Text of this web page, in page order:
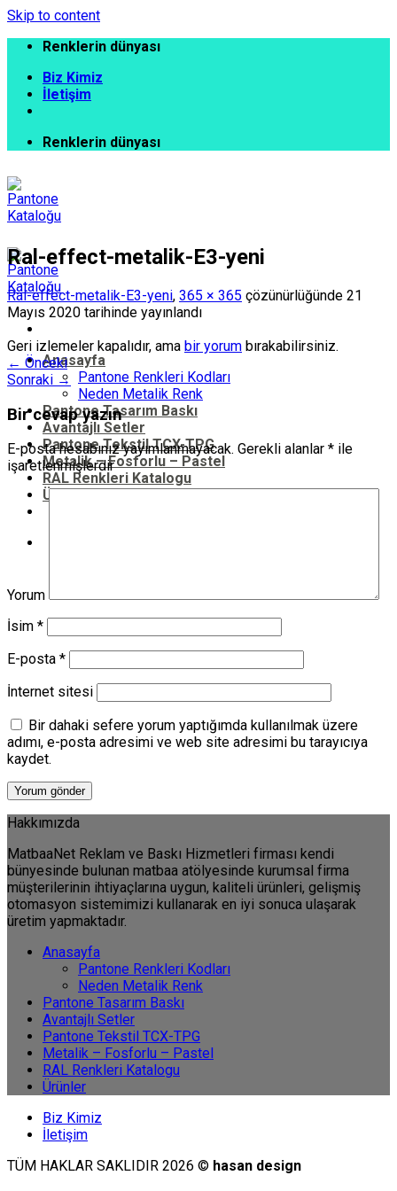
Skip to content
Renklerin dünyası
Biz Kimiz
İletişim
Renklerin dünyası
Anasayfa
Pantone Renkleri Kodları
Neden Metalik Renk
Pantone Tasarım Baskı
Avantajlı Setler
Pantone Tekstil TCX-TPG
Metalik – Fosforlu – Pastel
RAL Renkleri Katalogu
Ürünler
Ral-effect-metalik-E3-yeni
Ral-effect-metalik-E3-yeni, 365 × 365 çözünürlüğünde 21
Mayıs 2020 tarihinde yayınlandı
Geri izlemeler kapalıdır, ama bir yorum bırakabilirsiniz.
← Önceki
Sonraki →
Bir cevap yazın
E-posta hesabınız yayımlanmayacak. Gerekli alanlar * ile
işaretlenmişlerdir
Yorum
İsim *
E-posta *
İnternet sitesi
Bir dahaki sefere yorum yaptığımda kullanılmak üzere
adımı, e-posta adresimi ve web site adresimi bu tarayıcıya
kaydet.
Hakkımızda
MatbaaNet Reklam ve Baskı Hizmetleri firması kendi
bünyesinde bulunan matbaa atölyesinde kurumsal firma
müşterilerinin ihtiyaçlarına uygun, kaliteli ürünleri, gelişmiş
otomasyon sistemimizi kullanarak en iyi sonuca ulaşarak
üretim yapmaktadır.
Anasayfa
Pantone Renkleri Kodları
Neden Metalik Renk
Pantone Tasarım Baskı
Avantajlı Setler
Pantone Tekstil TCX-TPG
Metalik – Fosforlu – Pastel
RAL Renkleri Katalogu
Ürünler
Biz Kimiz
İletişim
TÜM HAKLAR SAKLIDIR 2026 © hasan design